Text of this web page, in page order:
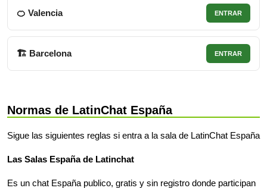
🍊 Valencia ENTRAR
🏗 Barcelona ENTRAR
Normas de LatinChat España
Sigue las siguientes reglas si entra a la sala de LatinChat España
Las Salas España de Latinchat
Es un chat España publico, gratis y sin registro donde participan